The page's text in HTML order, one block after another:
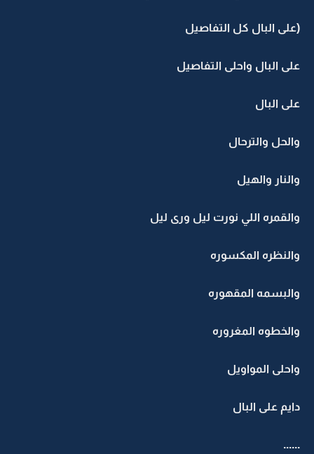
(على البال كل التفاصيل
على البال واحلى التفاصيل
على البال
والحل والترحال
والنار والهيل
والقمره اللي نورت ليل ورى ليل
والنظره المكسوره
والبسمه المقهوره
والخطوه المغروره
واحلى المواويل
دايم على البال
......